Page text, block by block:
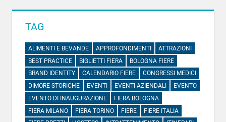
TAG
ALIMENTI E BEVANDE APPROFONDIMENTI
ATTRAZIONI
BEST PRACTICE
BIGLIETTI FIERA
BOLOGNA FIERE
BRAND IDENTITY
CALENDARIO FIERE
CONGRESSI MEDICI
DIMORE STORICHE
EVENTI EVENTI AZIENDALI
EVENTO
EVENTO DI INAUGURAZIONE
FIERA BOLOGNA
FIERA MILANO
FIERA TORINO FIERE
FIERE ITALIA